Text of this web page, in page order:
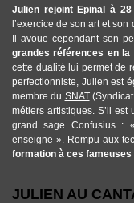
Julien rejoint Epinal à
l’exercice de son art et
Il avoue cependant son
grandes références en la
cette dualité lui permet de
perfectionniste, Julien est
membre du SNAT(Syndicat
métiers artistiques. S’il
grand sage Confusius :
enseigne ». Rompu aux
formation à ces
JULIEN AU